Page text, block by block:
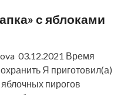
с яблоками
03.12.2021 Время
Я приготовил(а)
пирогов